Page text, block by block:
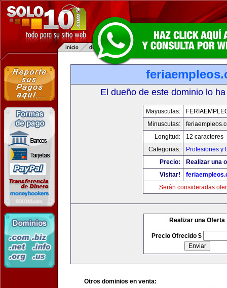
El dueño de este dominio lo
Mayusculas:
Minusculas:
Longitud:
12 caracteres
Categorias:
Profesiones y
Precio:
Realizar una
Visitar!
Serán consideradas
Realizar una Oferta
Precio Ofrecido $
Otros dominios en venta: